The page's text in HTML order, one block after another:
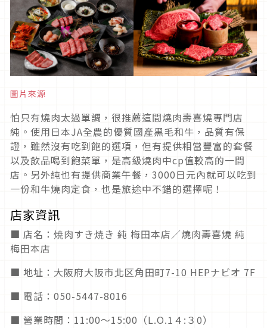
圖片來源
怕只有燒肉太過單調，很推薦這間燒肉壽喜燒專門店
純。使用日本JA全農的優質國產黑毛和牛，品質有保
證，雖然沒有吃到飽的選項，但有提供相當豐富的套餐
以及飲品喝到飽菜單，是高級燒肉中cp值較高的一間
店。另外純也有提供商業午餐，3000日元內就可以吃到
一份和牛燒肉定食，也是旅途中不錯的選擇呢！
店家資訊
■ 店名：焼肉すき焼き 純 梅田本店／燒肉壽喜燒 純
梅田本店
■ 地址：大阪府大阪市北区角田町7-10 HEPナビオ 7F
■ 電話：050-5447-8016
■ 營業時間：11:00～15:00（L.O.1４:３0）